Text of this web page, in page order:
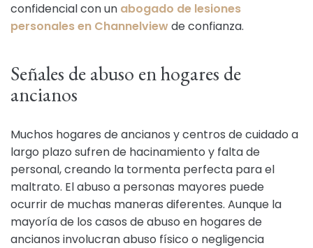
confidencial con un abogado de lesiones
personales en Channelviewde confianza.
Señales de abuso en hogares de
ancianos
Muchos hogares de ancianos y centros de cuidado a
largo plazo sufren de hacinamiento y falta de
personal, creando la tormenta perfecta para el
maltrato. El abuso a personas mayores puede
ocurrir de muchas maneras diferentes. Aunque la
mayoría de los casos de abuso en hogares de
ancianos involucran abuso físico o negligencia